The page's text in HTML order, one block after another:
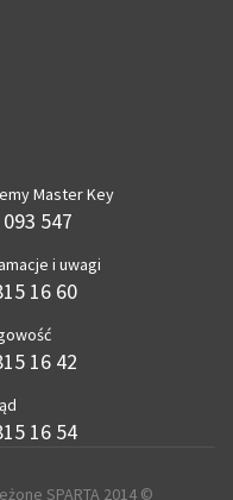
Master Key
547
i uwagi
16 60
16 42
16 54
SPARTA 2014 ©